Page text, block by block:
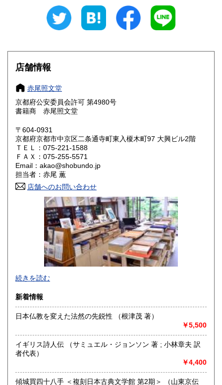
1,000円 静岡県
1,000円 三重県
滋賀県 1,000円 京都府 1,000円
大阪府
奈良県
鳥取県
岡山県 1,000円 広島県 1,000円
山口県 1,000円
香川県
1,000円 福岡県
1,000円 長崎県
1,000円 大分県
1,000円 鹿児島県
沖縄県
店舗情報
赤尾照文堂
京都府公安委員会許可 第4980号
書籍商 赤尾照文堂
〒604-0931
京都府京都市中京区二条通寺町東入榎木町97 大興ビル2階
ＴＥＬ：075-221-1588
ＦＡＸ：075-255-5571
Email：akao@shobundo.jp
担当者：赤尾 薫
店舗へのお問い合わせ
京都・寺町二条に店舗を構える古書店です（令和2年6月に河
原町六角から移転しました）。木版画の図案本・浮世絵・古
典籍などを扱っております。一般書籍もございますが、「日
本の古本屋」からご覧になった本は、ご来店の前にあらかじ
めメールにて有無をお問い合わせいただくとスムーズです(店
頭に無い場合がございます)。
続きを読む
新着情報
日本仏教を変えた法然の先鋭性 （根津茂 著）
￥5,500
イギリス詩人伝 （サミュエル・ジョンソン 著 ; 小林章夫 訳
者代表）
￥4,400
傾城買四十八手 ＜複刻日本古典文学館 第2期＞ （山東京伝